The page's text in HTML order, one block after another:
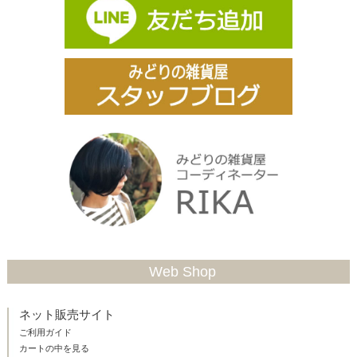
Web Shop
ネット販売サイト
ご利用ガイド
カートの中を見る